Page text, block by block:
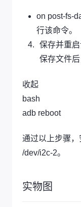
on post-fs-
行该命令。
保存并重
保存文件后
收起
bash
adb reboot
通过以上步骤
/dev/i2c-2。
实物图